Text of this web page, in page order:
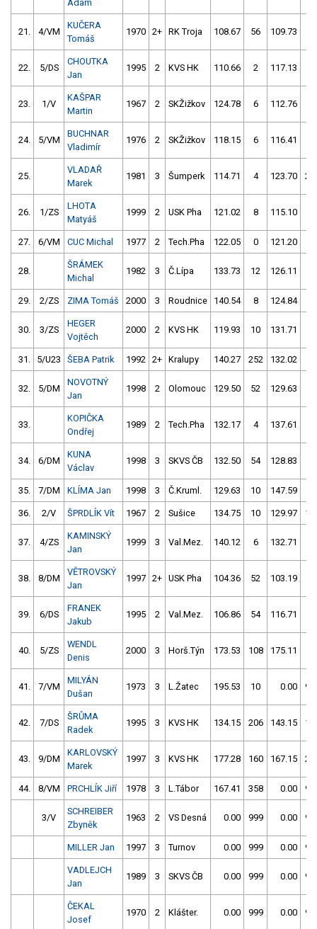
Adam
21. 4/VM
KUČERA
Tomáš
1970 2+ RK Troja 108.67 56 109.73
22. 5/DS
CHOUTKA
Jan
1995 2 KVS HK 110.66 2 117.13
23. 1/V
KAŠPAR
Martin
1967 2 SKŽižkov 124.78 6 112.76
24. 5/VM
BUCHNAR
Vladimír
1976 2 SKŽižkov 118.15 6 116.41
25.
VLADAŘ
Marek
1981 3 Šumperk 114.71 4 123.70
26. 1/ZS
LHOTA
Matyáš
1999 2 USK Pha 121.02 8 115.10
27. 6/VM CUC Michal 1977 2 Tech.Pha 122.05 0 121.20
28.
ŠRÁMEK
Michal
1982 3 Č.Lípa 133.73 12 126.11
29. 2/ZS ZIMA Tomáš 2000 3 Roudnice 140.54 8 124.84
30. 3/ZS
HEGER
Vojtěch
2000 2 KVS HK 119.93 10 131.71
31. 5/U23 ŠEBA Patrik 1992 2+ Kralupy 140.27 252 132.02
32. 5/DM
NOVOTNÝ
Jan
1998 2 Olomouc 129.50 52 129.63
33.
KOPIČKA
Ondřej
1989 2 Tech.Pha 132.17 4 137.61
34. 6/DM
KUNA
Václav
1998 3 SKVS ČB 132.50 54 128.83
35. 7/DM KLÍMA Jan 1998 3 Č.Kruml. 129.63 10 147.59
36. 2/V ŠPRDLÍK Vít 1967 2 Sušice 134.75 10 129.97
37. 4/ZS
KAMINSKÝ
Jan
1999 3 Val.Mez. 140.12 6 132.71
38. 8/DM
VĚTROVSKÝ
Jan
1997 2+ USK Pha 104.36 52 103.19
39. 6/DS
FRANEK
Jakub
1995 2 Val.Mez. 106.86 54 116.71
40. 5/ZS
WENDL
Denis
2000 3 Horš.Týn 173.53 108 175.11
41. 7/VM
MILYÁN
Dušan
1973 3 L.Žatec 195.53 10 0.00
42. 7/DS
ŠRŮMA
Radek
1995 3 KVS HK 134.15 206 143.15
43. 9/DM
KARLOVSKÝ
Marek
1997 3 KVS HK 177.28 160 167.15
44. 8/VM PRCHLÍK Jiří 1978 3 L.Tábor 167.41 358 0.00
3/V
SCHREIBER
Zbyněk
1963 2 VS Desná 0.00 999 0.00
MILLER Jan 1997 3 Turnov 0.00 999 0.00
VADLEJCH
Jan
1989 3 SKVS ČB 0.00 999 0.00
ČEKAL
Josef
1970 2 Klášter. 0.00 999 0.00